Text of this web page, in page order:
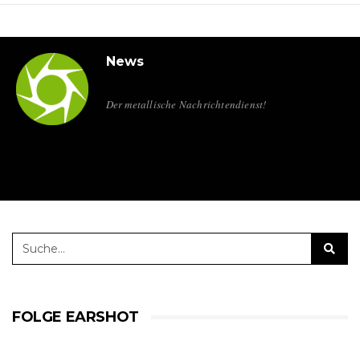
News
Der metallische Nachrichtendienst!
FOLGE EARSHOT